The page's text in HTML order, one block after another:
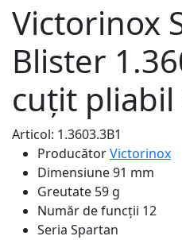
Victorinox
Blister
cuțit
Articol: 1.3603.3B1
ProducătorVictorinox
Dimensiune91 mm
Greutate 59 g
Număr de funcții 12
Seria Spartan